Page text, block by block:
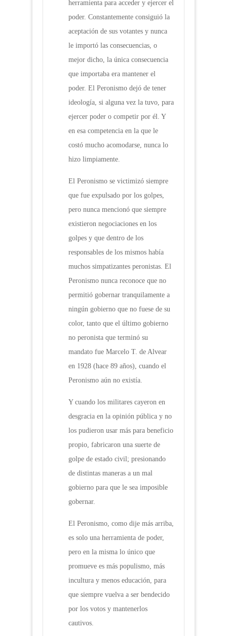
herramienta para acceder y ejercer el
poder. Constantemente consiguió la
aceptación de sus votantes y nunca
le importó las consecuencias, o
mejor dicho, la única consecuencia
que importaba era mantener el
poder. El Peronismo dejó de tener
ideología, si alguna vez la tuvo, para
ejercer poder o competir por él. Y
en esa competencia en la que le
costó mucho acomodarse, nunca lo
hizo limpiamente.
El Peronismo se victimizó siempre
que fue expulsado por los golpes,
pero nunca mencionó que siempre
existieron negociaciones en los
golpes y que dentro de los
responsables de los mismos había
muchos simpatizantes peronistas. El
Peronismo nunca reconoce que no
permitió gobernar tranquilamente a
ningún gobierno que no fuese de su
color, tanto que el último gobierno
no peronista que terminó su
mandato fue Marcelo T. de Alvear
en 1928 (hace 89 años), cuando el
Peronismo aún no existía.
Y cuando los militares cayeron en
desgracia en la opinión pública y no
los pudieron usar más para beneficio
propio, fabricaron una suerte de
golpe de estado civil; presionando
de distintas maneras a un mal
gobierno para que le sea imposible
gobernar.
El Peronismo, como dije más arriba,
es solo una herramienta de poder,
pero en la misma lo único que
promueve es más populismo, más
incultura y menos educación, para
que siempre vuelva a ser bendecido
por los votos y mantenerlos
cautivos.